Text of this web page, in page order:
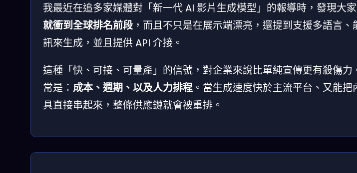
我最近在追多家媒體對「新一代 AI 影片生成模型」的報導時，發現大
就衝到全球排名前段，而且不只是在展示端漂亮，還提到支援多語言
訊來生成，並且提供 API 介接。
這種「快、可接、可量產」的信號，對企業來說比單純宣傳更有殺傷
常是： 成本、週期、以及人力排程 。當生成速度快於主流平台、又能
具直接串起來，整條供應鏈就會被重排。